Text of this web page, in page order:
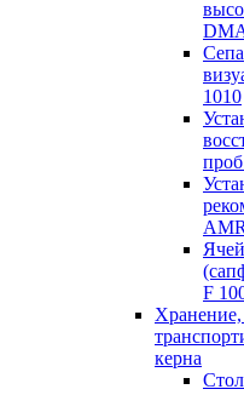
1010
F
керна